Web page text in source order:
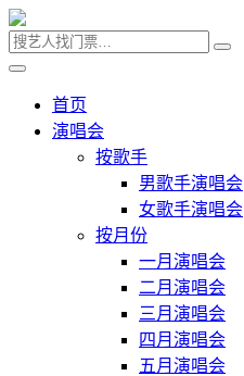
首页
演唱会
按歌手
男歌手演唱会
女歌手演唱会
按月份
一月演唱会
二月演唱会
三月演唱会
四月演唱会
五月演唱会